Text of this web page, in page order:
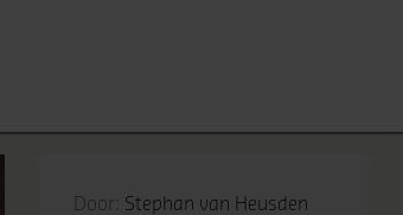
Door: Stephan van Heusden